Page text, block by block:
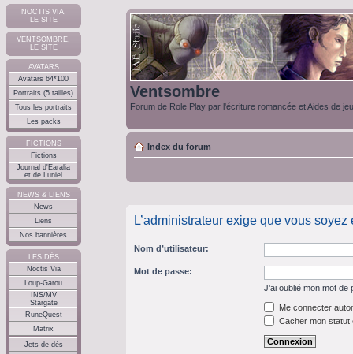
NOCTIS VIA,
LE SITE
VENTSOMBRE,
LE SITE
AVATARS
Avatars 64*100
Portraits (5 tailles)
Tous les portraits
Les packs
FICTIONS
Fictions
Journal d'Earalia
et de Luniel
NEWS & LIENS
News
Liens
Nos bannières
LES DÉS
Noctis Via
Loup-Garou
INS/MV
Stargate
RuneQuest
Matrix
Jets de dés
Ventsombre
Forum de Role Play par l'écriture romancée et Aides de
Index du forum
L’administrateur exige que vous
Nom d’utilisateur:
Mot de passe:
J’ai oublié mon mot de
Me connecter
Cacher mon statut